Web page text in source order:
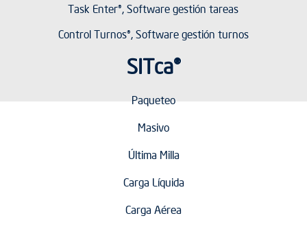
Task Enter®, Software gestión tareas
Control Turnos®, Software gestión turnos
SITca®
Paqueteo
Masivo
Última Milla
Carga Líquida
Carga Aérea